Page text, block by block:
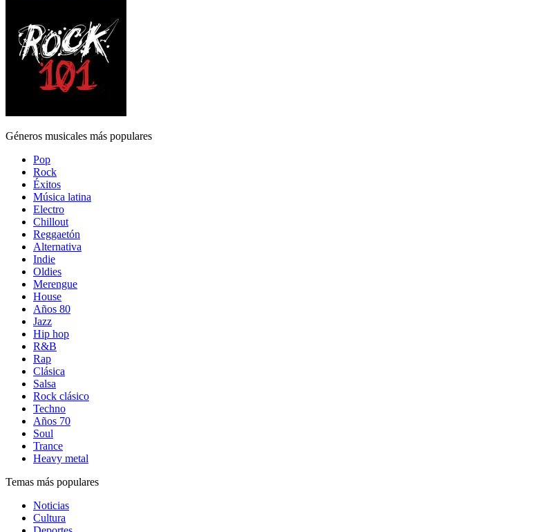
Géneros musicales más populares
Pop
Rock
Éxitos
Música latina
Electro
Chillout
Reggaetón
Alternativa
Indie
Oldies
Merengue
House
Años 80
Jazz
Hip hop
R&B
Rap
Clásica
Salsa
Rock clásico
Techno
Años 70
Soul
Trance
Heavy metal
Temas más populares
Noticias
Cultura